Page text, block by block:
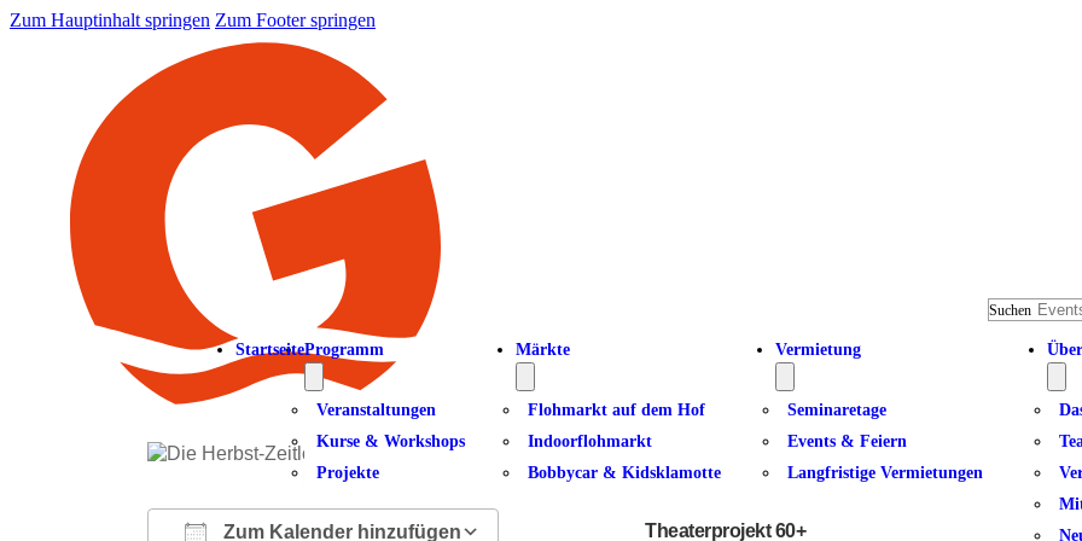
Zum Hauptinhalt springen Zum Footer springen
Suchen
StartseiteProgramm
Veranstaltungen
Kurse & Workshops
Projekte
Märkte
Flohmarkt auf dem Hof
Indoorflohmarkt
Bobbycar & Kidsklamotte
Vermietung
Seminaretage
Events & Feiern
Langfristige Vermietungen
Foto: Melanie Bohn
Zum Kalender hinzufügen
Die Herbst-Zeitlosen –
Theaterprojekt 60+